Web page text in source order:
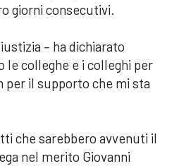
giorni consecutivi.
– ha dichiarato
le colleghe e i colleghi per
per il supporto che mi sta
che sarebbero avvenuti il
nel merito Giovanni